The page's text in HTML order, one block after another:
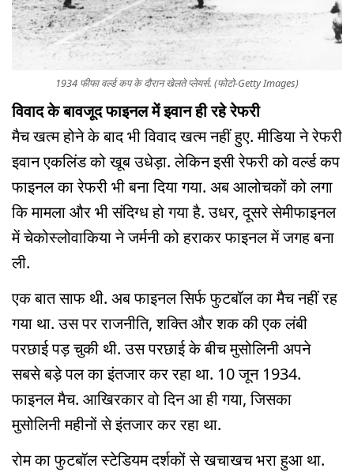
1934 फीफा वर्ल्ड कप के दौरान खेलते प्लेयर्स. (फोटो-Getty Images)
विवाद के बावजूद फाइनल में इवान ही रहे रेफरी
मैच खत्म होने के बाद भी विवाद खत्म नहीं हुए. मीडिया ने रेफरी
इवान एकलिंड को खूब उधेड़ा. लेकिन इसी रेफरी को वर्ल्ड कप
फाइनल का रेफरी भी बना दिया गया. अब आलोचकों को लगा
कि मामला और भी संदिग्ध हो गया है. उधर, दूसरे सेमीफाइनल
में चेकोस्लोवाकिया ने जर्मनी को हराकर फाइनल में जगह बना
ली.
एक बात साफ थी. अब फाइनल सिर्फ फुटबॉल का मैच नहीं रह
गया था. उस पर राजनीति, शक्ति और शक की एक लंबी
परछाई पड़ चुकी थी. उस परछाई के बीच मुसोलिनी अपने
सबसे बड़े पल का इंतजार कर रहा था. 10 जून 1934.
फाइनल मैच. आखिरकार वो दिन आ ही गया, जिसका
मुसोलिनी महीनों से इंतजार कर रहा था.
रोम का फुटबॉल स्टेडियम दर्शकों से खचाखच भरा हुआ था.